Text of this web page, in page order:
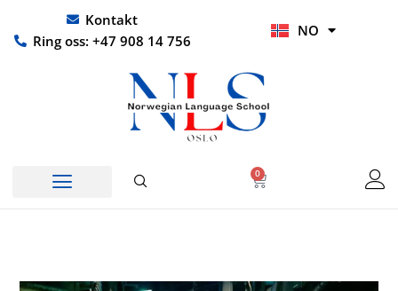
rett
Kontakt
Ring oss: +47 908 14 756
NO
HI
0
Handlekurv